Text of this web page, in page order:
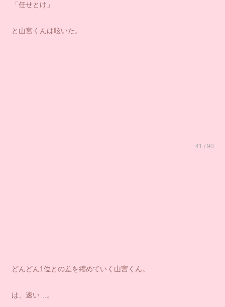
「任せとけ」
と山宮くんは呟いた。
41 / 90
どんどん1位との差を縮めていく山宮くん。
は、速い…。